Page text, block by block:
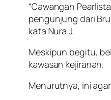
“Cawangan
pengunjung dari
kata Nura J.
Meskipun begitu,
kawasan kejiranan.
Menurutnya, ini